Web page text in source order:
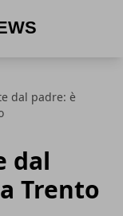
dal padre: è
dal
Trento